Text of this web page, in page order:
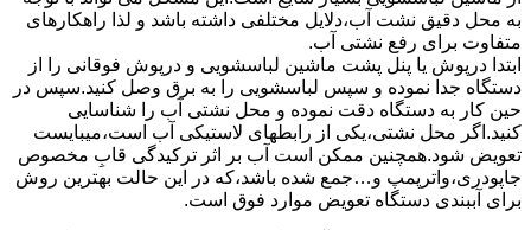
به محل دقیق نشت آب،دلایل مختلفی داشته باشد و لذا راهکارهای
متفاوت برای رفع نشتی آب.
ابتدا درپوش یا پنل ﭘﺸﺖ ﻣﺎﺷﯿﻦ لباسشویی و درپوش ﻓﻮﻗﺎﻧﯽ را از
دستگاه ﺟﺪا ﻧﻤﻮده و ﺳﭙﺲ لباسشویی را ﺑﻪ ﺑﺮق وصل ﮐﻨﯿﺪ.سپس در
حین کار به دستگاه دقت نموده و ﻣﺤﻞ نشتی آب را ﺷﻨﺎﺳﺎﯾﯽ
کنید.اﮔﺮ ﻣﺤﻞ نشتی،ﯾﮑﯽ از رابطهای ﻻﺳﺘﯿﮑﯽ آب اﺳﺖ،میبایست
ﺗﻌﻮﯾﺾ شود.همچنین ﻣﻤﮑﻦ اﺳﺖ آب بر اثر ﺗﺮﮐﯿﺪﮔﯽ قابِ ﻣﺨﺼﻮص
ﺟﺎﭘﻮدری،واترپمپ و…جمع شده ﺑﺎﺷﺪ،ﮐﻪ در این حالت بهترین روش
برای آببندی دستگاه ﺗﻌﻮﯾﺾ ﻣﻮارد ﻓﻮق اﺳﺖ.